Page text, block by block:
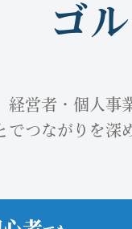
ゴ
経営者・個人事
でつながりを深